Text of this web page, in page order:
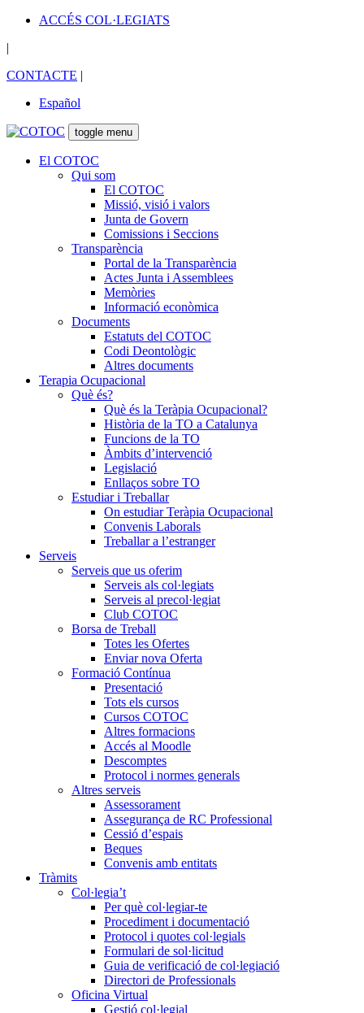
ACCÉS COL·LEGIATS
|
CONTACTE |
Español
toggle menu
El COTOC
Qui som
El COTOC
Missió, visió i valors
Junta de Govern
Comissions i Seccions
Transparència
Portal de la Transparència
Actes Junta i Assemblees
Memòries
Informació econòmica
Documents
Estatuts del COTOC
Codi Deontològic
Altres documents
Terapia Ocupacional
Què és?
Què és la Teràpia Ocupacional?
Història de la TO a Catalunya
Funcions de la TO
Àmbits d’intervenció
Legislació
Enllaços sobre TO
Estudiar i Treballar
On estudiar Teràpia Ocupacional
Convenis Laborals
Treballar a l’estranger
Serveis
Serveis que us oferim
Serveis als col·legiats
Serveis al precol·legiat
Club COTOC
Borsa de Treball
Totes les Ofertes
Enviar nova Oferta
Formació Contínua
Presentació
Tots els cursos
Cursos COTOC
Altres formacions
Accés al Moodle
Descomptes
Protocol i normes generals
Altres serveis
Assessorament
Assegurança de RC Professional
Cessió d’espais
Beques
Convenis amb entitats
Tràmits
Col·legia’t
Per què col·legiar-te
Procediment i documentació
Protocol i quotes col·legials
Formulari de sol·licitud
Guia de verificació de col·legiació
Directori de Professionals
Oficina Virtual
Gestió col·legial